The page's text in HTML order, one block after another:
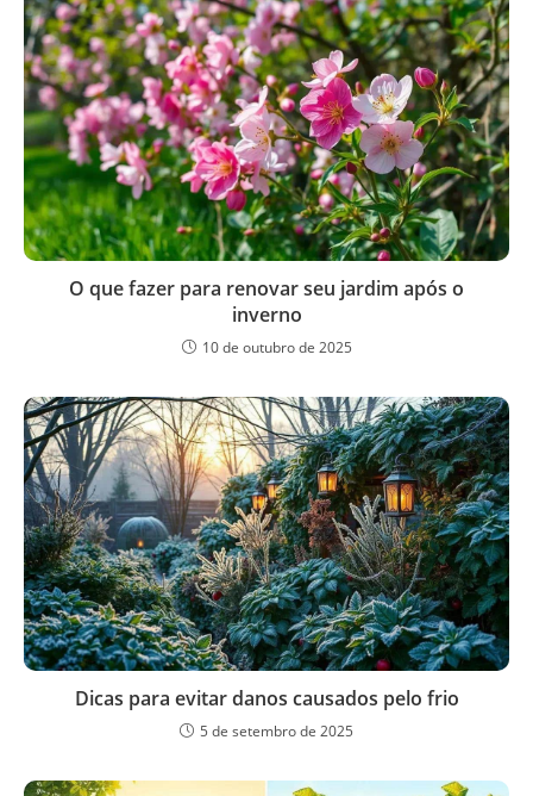
O que fazer para renovar seu jardim após o
inverno
10 de outubro de 2025
Dicas para evitar danos causados pelo frio
5 de setembro de 2025